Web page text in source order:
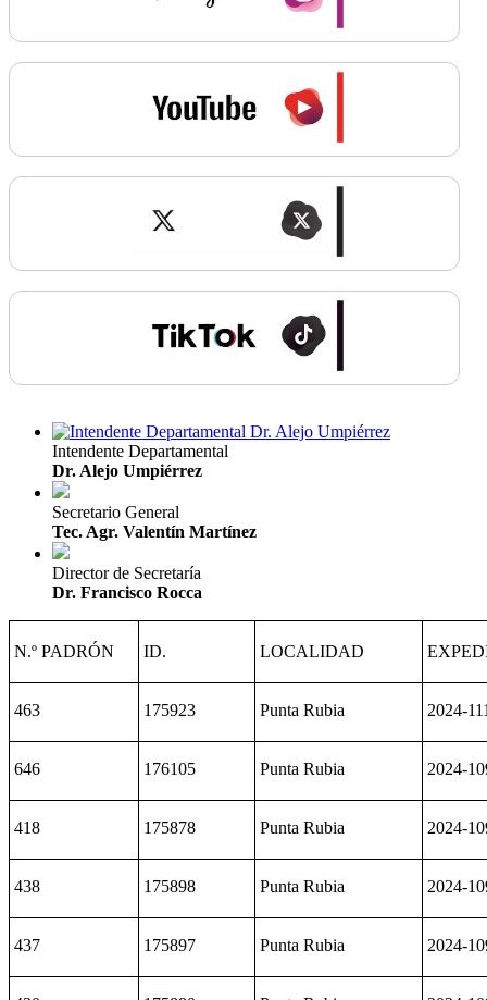
Intendente Departamental
Dr. Alejo Umpiérrez
Secretario General
Tec. Agr. Valentín Martínez
Director de Secretaría
Dr. Francisco Rocca
N.º PADRÓN ID. LOCALIDAD
463 175923 Punta Rubia 2024-
646 176105 Punta Rubia 2024-
418 175878 Punta Rubia 2024-
438 175898 Punta Rubia 2024-
437 175897 Punta Rubia 2024-